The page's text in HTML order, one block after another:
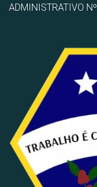
ADMINISTRATIVO